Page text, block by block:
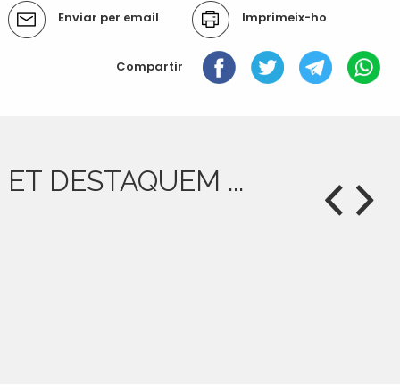
Accions
del
Enviar per email Imprimeix-ho
Compartir
ET DESTAQUEM ...